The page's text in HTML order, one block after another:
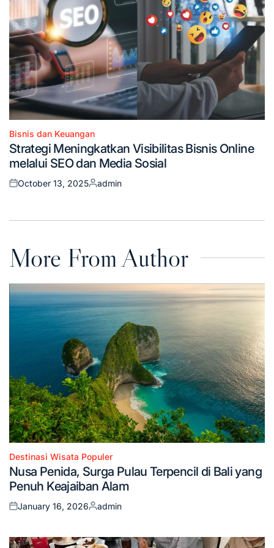
Posted
in
Bisnis dan Keuangan
Strategi Meningkatkan Visibilitas Bisnis Online
melalui SEO dan Media Sosial
Posted
October 13, 2025
Posted
admin
More From Author
Posted
in
Destinasi Wisata Populer
Nusa Penida, Surga Pulau Terpencil di Bali yang
Penuh Keajaiban Alam
Posted
January 16, 2026
Posted
admin